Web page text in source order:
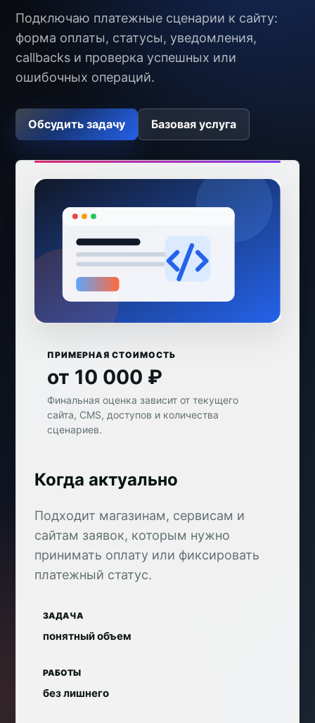
Подключаю платежные сценарии к сайту:
форма оплаты, статусы, уведомления,
callbacks и проверка успешных или
ошибочных операций.
Обсудить задачу Базовая услуга
ПРИМЕРНАЯ СТОИМОСТЬ
от 10 000 ₽
Финальная оценка зависит от текущего
сайта, CMS, доступов и количества
сценариев.
Когда актуально
Подходит магазинам, сервисам и
сайтам заявок, которым нужно
принимать оплату или фиксировать
платежный статус.
ЗАДАЧА
понятный объем
РАБОТЫ
без лишнего